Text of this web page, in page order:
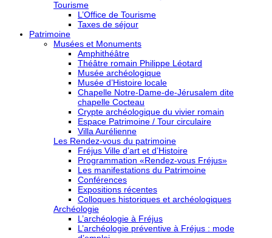
Tourisme
L’Office de Tourisme
Taxes de séjour
Patrimoine
Musées et Monuments
Amphithéâtre
Théâtre romain Philippe Léotard
Musée archéologique
Musée d’Histoire locale
Chapelle Notre-Dame-de-Jérusalem dite
chapelle Cocteau
Crypte archéologique du vivier romain
Espace Patrimoine / Tour circulaire
Villa Aurélienne
Les Rendez-vous du patrimoine
Fréjus Ville d’art et d’Histoire
Programmation «Rendez-vous Fréjus»
Les manifestations du Patrimoine
Conférences
Expositions récentes
Colloques historiques et archéologiques
Archéologie
L’archéologie à Fréjus
L’archéologie préventive à Fréjus : mode